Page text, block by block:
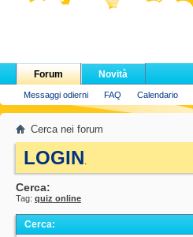
Forum
Messaggi odierni FAQ Calendario
Novità
Cerca nei forum
LOGIN.
Cerca:
Tag: quiz online
Cerca: